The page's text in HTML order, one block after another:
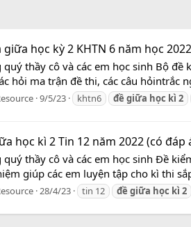
học kỳ 2 KHTN 6 năm học
thầy cô và các em học sinh Bộ
hỏi ma trận đề thi, các câu hỏintrắc
9/5/23 khtn6 đề giữa học kì 2
học kì 2 Tin 12 năm 2022 (có đáp
thầy cô và các em học sinh Đề
giúp các em luyện tập cho kì thi
28/4/23 tin 12 đề giữa học kì 2